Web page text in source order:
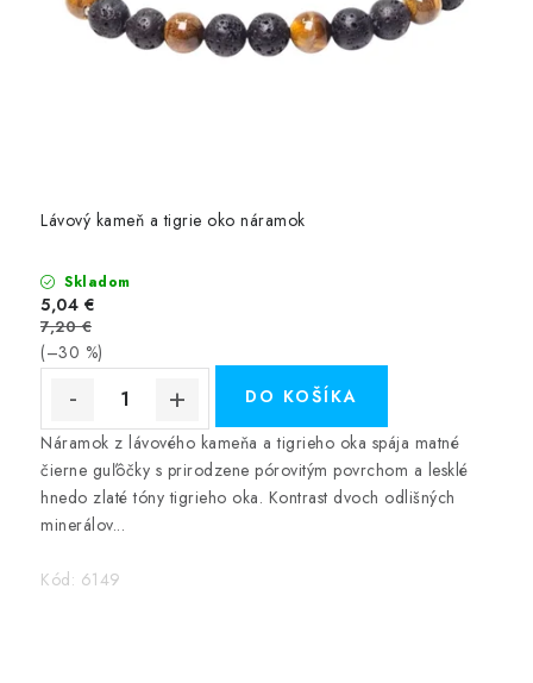
Lávový kameň a tigrie oko náramok
Skladom
5,04 €
7,20 €
(–30 %)
DO KOŠÍKA
Náramok z lávového kameňa a tigrieho oka spája matné
čierne guľôčky s prirodzene pórovitým povrchom a lesklé
hnedo zlaté tóny tigrieho oka. Kontrast dvoch odlišných
minerálov...
Kód: 6149